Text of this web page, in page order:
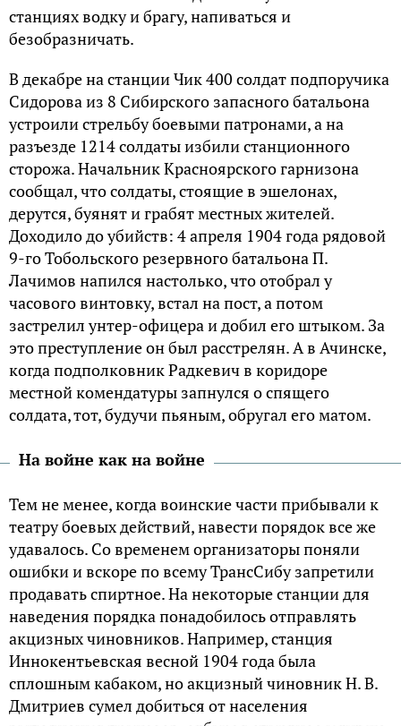
станциях водку и брагу, напиваться и
безобразничать.
В декабре на станции Чик 400 солдат подпоручика
Сидорова из 8 Сибирского запасного батальона
устроили стрельбу боевыми патронами, а на
разъезде 1214 солдаты избили станционного
сторожа. Начальник Красноярского гарнизона
сообщал, что солдаты, стоящие в эшелонах,
дерутся, буянят и грабят местных жителей.
Доходило до убийств: 4 апреля 1904 года рядовой
9-го Тобольского резервного батальона П.
Лачимов напился настолько, что отобрал у
часового винтовку, встал на пост, а потом
застрелил унтер-офицера и добил его штыком. За
это преступление он был расстрелян. А в Ачинске,
когда подполковник Радкевич в коридоре
местной комендатуры запнулся о спящего
солдата, тот, будучи пьяным, обругал его матом.
На войне как на войне
Тем не менее, когда воинские части прибывали к
театру боевых действий, навести порядок все же
удавалось. Со временем организаторы поняли
ошибки и вскоре по всему ТрансСибу запретили
продавать спиртное. На некоторые станции для
наведения порядка понадобилось отправлять
акцизных чиновников. Например, станция
Иннокентьевская весной 1904 года была
сплошным кабаком, но акцизный чиновник Н. В.
Дмитриев сумел добиться от населения